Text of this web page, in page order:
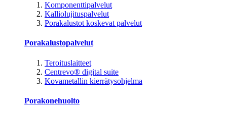
Komponenttipalvelut
Kalliolujituspalvelut
Porakalustot koskevat palvelut
Porakalustopalvelut
Teroituslaitteet
Centrevo® digital suite
Kovametallin kierrätysohjelma
Porakonehuolto